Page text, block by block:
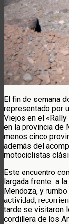
El fin de semana
representado por
Viejos en el
en la provincia de
menos cinco
además del
motociclistas
Este encuentro
largada frente a la
Mendoza, y
actividad,
tarde se visitaron
cordillera de los